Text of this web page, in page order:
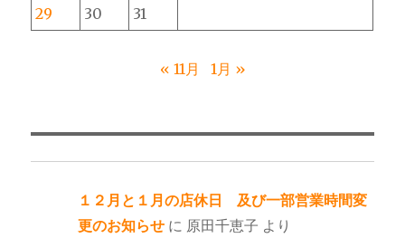
29
30 31
« 11月 1月 »
１２月と１月の店休日 及び一部営業時間変
更のお知らせ に 原田千恵子 より